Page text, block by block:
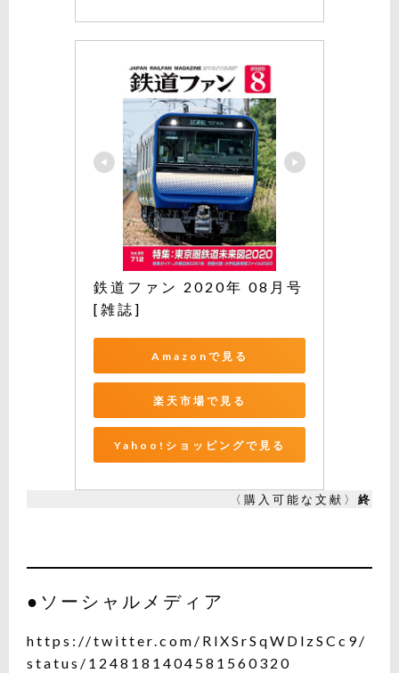
鉄道ファン 2020年 08月号
[雑誌]
Amazonで見る
楽天市場で見る
Yahoo!ショッピングで見る
〈購入可能な文献〉 終
●ソーシャルメディア
https://twitter.com/RlXSrSqWDlzSCc9/
status/1248181404581560320